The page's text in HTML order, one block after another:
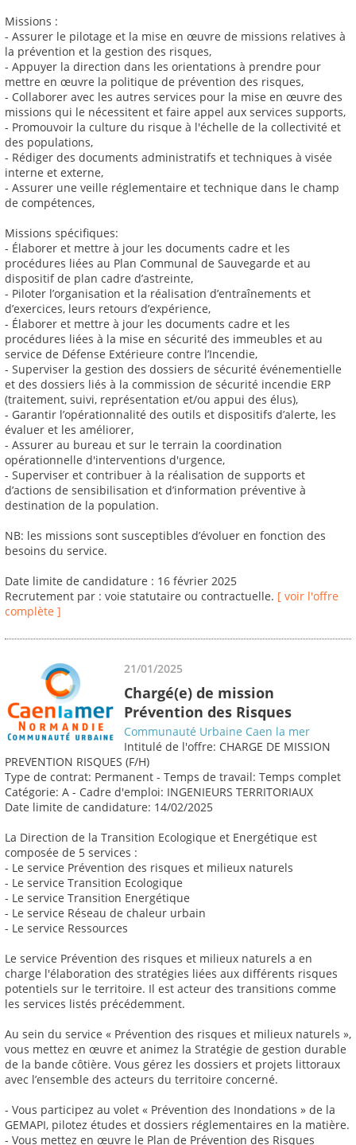
Missions :
- Assurer le pilotage et la mise en œuvre de missions relatives à
la prévention et la gestion des risques,
- Appuyer la direction dans les orientations à prendre pour
mettre en œuvre la politique de prévention des risques,
- Collaborer avec les autres services pour la mise en œuvre des
missions qui le nécessitent et faire appel aux services supports,
- Promouvoir la culture du risque à l'échelle de la collectivité et
des populations,
- Rédiger des documents administratifs et techniques à visée
interne et externe,
- Assurer une veille réglementaire et technique dans le champ
de compétences,
Missions spécifiques:
- Élaborer et mettre à jour les documents cadre et les
procédures liées au Plan Communal de Sauvegarde et au
dispositif de plan cadre d’astreinte,
- Piloter l’organisation et la réalisation d’entraînements et
d’exercices, leurs retours d’expérience,
- Élaborer et mettre à jour les documents cadre et les
procédures liées à la mise en sécurité des immeubles et au
service de Défense Extérieure contre l’Incendie,
- Superviser la gestion des dossiers de sécurité événementielle
et des dossiers liés à la commission de sécurité incendie ERP
(traitement, suivi, représentation et/ou appui des élus),
- Garantir l’opérationnalité des outils et dispositifs d’alerte, les
évaluer et les améliorer,
- Assurer au bureau et sur le terrain la coordination
opérationnelle d'interventions d'urgence,
- Superviser et contribuer à la réalisation de supports et
d’actions de sensibilisation et d’information préventive à
destination de la population.
NB: les missions sont susceptibles d’évoluer en fonction des
besoins du service.
Date limite de candidature : 16 février 2025
Recrutement par : voie statutaire ou contractuelle. [ voir l'offre
complète ]
21/01/2025
Chargé(e) de mission
Prévention des Risques
Communauté Urbaine Caen la mer
Intitulé de l'offre: CHARGE DE MISSION
PREVENTION RISQUES (F/H)
Type de contrat: Permanent - Temps de travail: Temps complet
Catégorie: A - Cadre d'emploi: INGENIEURS TERRITORIAUX
Date limite de candidature: 14/02/2025
La Direction de la Transition Ecologique et Energétique est
composée de 5 services :
- Le service Prévention des risques et milieux naturels
- Le service Transition Ecologique
- Le service Transition Energétique
- Le service Réseau de chaleur urbain
- Le service Ressources
Le service Prévention des risques et milieux naturels a en
charge l'élaboration des stratégies liées aux différents risques
potentiels sur le territoire. Il est acteur des transitions comme
les services listés précédemment.
Au sein du service « Prévention des risques et milieux naturels »,
vous mettez en œuvre et animez la Stratégie de gestion durable
de la bande côtière. Vous gérez les dossiers et projets littoraux
avec l’ensemble des acteurs du territoire concerné.
- Vous participez au volet « Prévention des Inondations » de la
GEMAPI, pilotez études et dossiers réglementaires en la matière.
- Vous mettez en œuvre le Plan de Prévention des Risques